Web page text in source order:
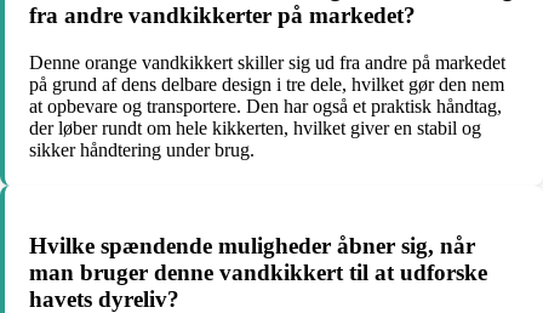
fra andre vandkikkerter på markedet?
Denne orange vandkikkert skiller sig ud fra andre på markedet
på grund af dens delbare design i tre dele, hvilket gør den nem
at opbevare og transportere. Den har også et praktisk håndtag,
der løber rundt om hele kikkerten, hvilket giver en stabil og
sikker håndtering under brug.
Hvilke spændende muligheder åbner sig, når
man bruger denne vandkikkert til at udforske
havets dyreliv?